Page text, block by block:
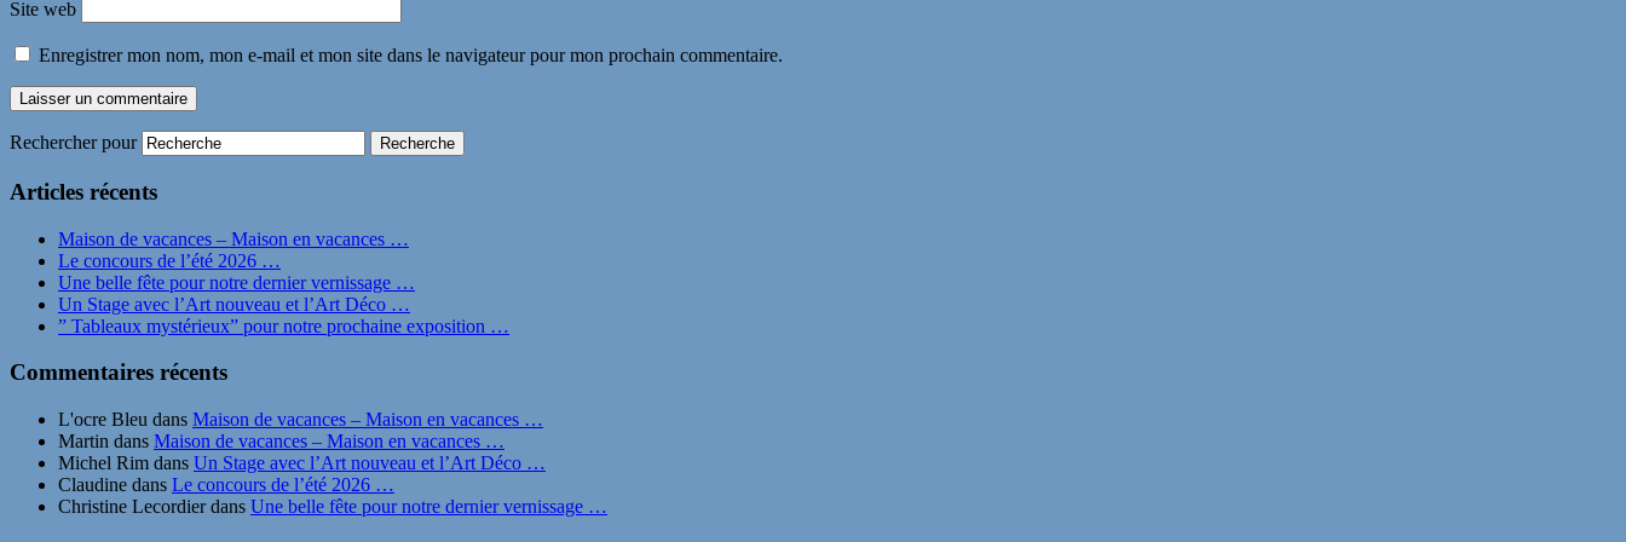
Site web
Enregistrer mon nom, mon e-mail et mon site dans le navigateur pour mon prochain commentaire.
Rechercher pour
Articles récents
Maison de vacances – Maison en vacances …
Le concours de l’été 2026 …
Une belle fête pour notre dernier vernissage …
Un Stage avec l’Art nouveau et l’Art Déco …
” Tableaux mystérieux” pour notre prochaine exposition …
Commentaires récents
L'ocre Bleu dans Maison de vacances – Maison en vacances …
Martin dans Maison de vacances – Maison en vacances …
Michel Rim dans Un Stage avec l’Art nouveau et l’Art Déco …
Claudine dans Le concours de l’été 2026 …
Christine Lecordierdans Une belle fête pour notre dernier vernissage …